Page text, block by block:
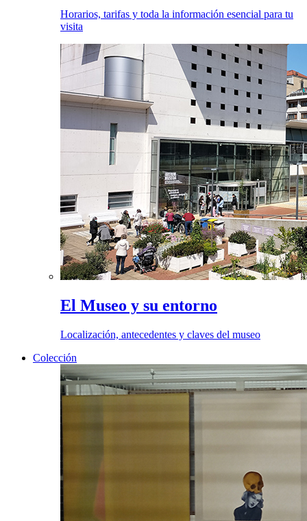
Horarios, tarifas y toda la información esencial para tu
visita
El Museo y su entorno
Localización, antecedentes y claves del museo
Colección